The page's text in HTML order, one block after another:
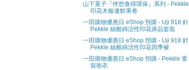
山下菓子『伴您食得環保』系列 - Pekkle
印花木板連鮮果卷
一田購物優惠日 eShop 預購 - Uji 918 針
Pekkle 絲般綿活性印花床品套裝
一田購物優惠日 eShop 預購 - Uji 918 針
Pekkle 絲般綿活性印花四季被
一田購物優惠日 eShop 預購 - Pekkle 童
裝衛衣